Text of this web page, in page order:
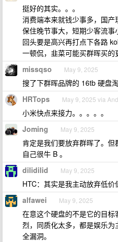
挺好的其实。。。
消费端本来就钱少事多，国产
保住晚节事大，短期少客流事
回头要是高兴再打点下各路
一顿侃，韭菜可能买群晖买的
missqso May 9, 2025
搜了下群晖品牌的 16tb 硬盘
HRTops May 9, 2025 via
小米快点来接力。。。。。
Joming May 9, 2025
肯定是我们要放弃群晖了。
自己很牛 B 。
dilidilid May 9, 2025
HTC：其实是我主动放弃低价
alfawei May 9, 2025
在意这个硬盘的不是它的目
烈，同质化太多，都是娱乐
全漏洞。